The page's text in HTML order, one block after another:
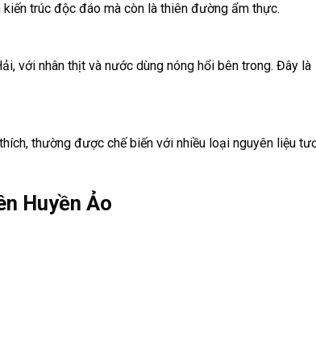
trúc độc đáo mà còn là thiên đường ẩm thực.
với nhân thịt và nước dùng nóng hổi bên trong. Đây là
thường được chế biến với nhiều loại nguyên liệu
Huyền Ảo